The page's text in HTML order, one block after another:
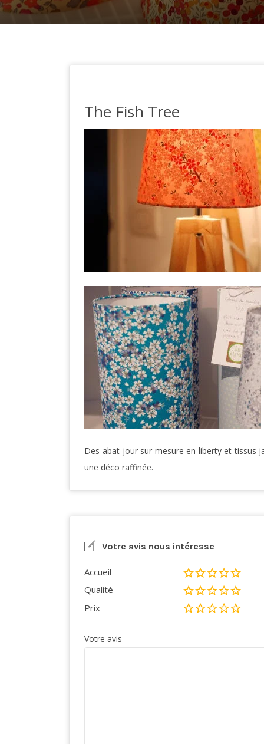
The Fish Tree
Des abat-jour sur mesure en liberty et tissus
une déco raffinée.
Votre avis nous intéresse
Accueil
Qualité
Prix
Votre avis